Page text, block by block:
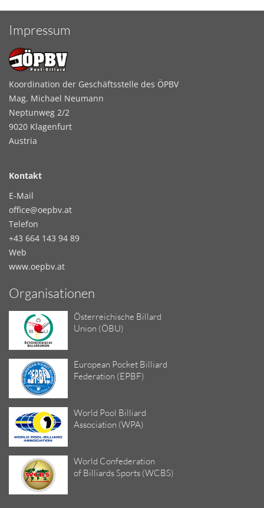
Impressum
Koordination der Geschäftsstelle des ÖPBV
Mag. Michael Neumann
Neptunweg 2/2
9020 Klagenfurt
Austria
Kontakt
E-Mail
office@oepbv.at
Telefon
+43 664 143 94 89
Web
www.oepbv.at
Organisationen
Österreichische Billard
Union (ÖBU)
European Pocket Billiard
Federation (EPBF)
World Pool Billiard
Association (WPA)
World Confederation
of Billiards Sports (WCBS)